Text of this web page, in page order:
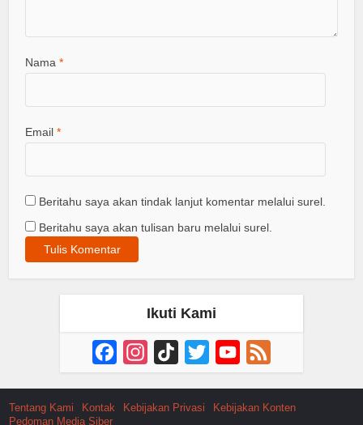
Nama*
Email*
Beritahu saya akan tindak lanjut komentar melalui surel.
Beritahu saya akan tulisan baru melalui surel.
Ikuti Kami
FacebookInstagram
TikTok Twitter YouTube
Channel
Tentang Kami Kontak Kebijakan Privasi
Kebijakan Konten
Pedoman Media Siber